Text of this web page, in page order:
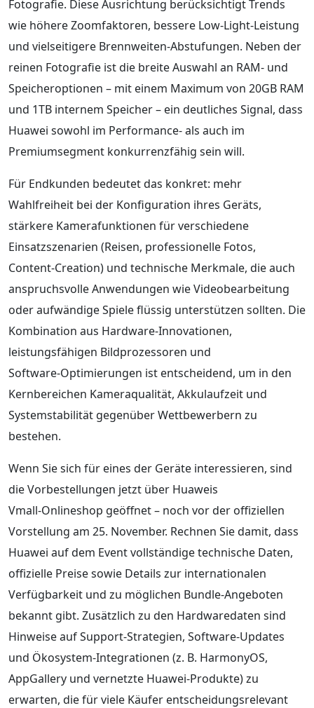
Fotografie. Diese Ausrichtung berücksichtigt Trends
wie höhere Zoomfaktoren, bessere Low‑Light‑Leistung
und vielseitigere Brennweiten‑Abstufungen. Neben der
reinen Fotografie ist die breite Auswahl an RAM‑ und
Speicheroptionen – mit einem Maximum von 20GB RAM
und 1TB internem Speicher – ein deutliches Signal, dass
Huawei sowohl im Performance‑ als auch im
Premiumsegment konkurrenzfähig sein will.
Für Endkunden bedeutet das konkret: mehr
Wahlfreiheit bei der Konfiguration ihres Geräts,
stärkere Kamerafunktionen für verschiedene
Einsatzszenarien (Reisen, professionelle Fotos,
Content‑Creation) und technische Merkmale, die auch
anspruchsvolle Anwendungen wie Videobearbeitung
oder aufwändige Spiele flüssig unterstützen sollten. Die
Kombination aus Hardware‑Innovationen,
leistungsfähigen Bildprozessoren und
Software‑Optimierungen ist entscheidend, um in den
Kernbereichen Kameraqualität, Akkulaufzeit und
Systemstabilität gegenüber Wettbewerbern zu
bestehen.
Wenn Sie sich für eines der Geräte interessieren, sind
die Vorbestellungen jetzt über Huaweis
Vmall‑Onlineshop geöffnet – noch vor der offiziellen
Vorstellung am 25. November. Rechnen Sie damit, dass
Huawei auf dem Event vollständige technische Daten,
offizielle Preise sowie Details zur internationalen
Verfügbarkeit und zu möglichen Bundle‑Angeboten
bekannt gibt. Zusätzlich zu den Hardwaredaten sind
Hinweise auf Support‑Strategien, Software‑Updates
und Ökosystem‑Integrationen (z. B. HarmonyOS,
AppGallery und vernetzte Huawei‑Produkte) zu
erwarten, die für viele Käufer entscheidungsrelevant